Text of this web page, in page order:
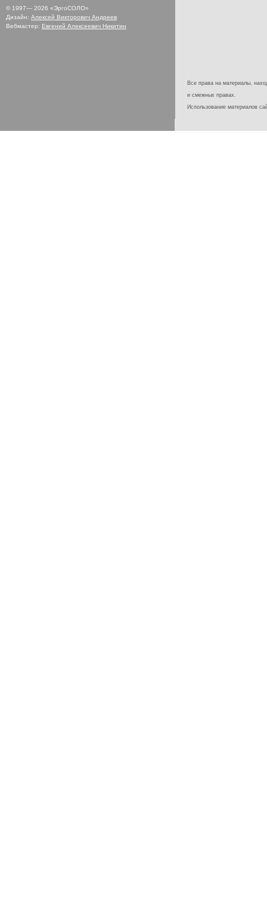
© 1997— 2026 «ЭргоСОЛО»
Дизайн: Алексей Викторович Андреев
Вебмастер: Евгений Алексеевич Никитин
Все права на материалы,
и смежных правах.
Использование материалов